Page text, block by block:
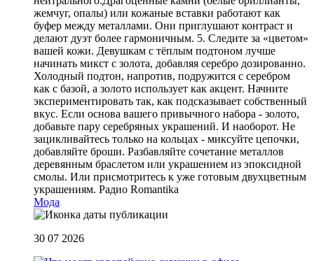
жемчуг, опалы) или кожаные вставки работают как
буфер между металлами. Они приглушают контраст и
делают дуэт более гармоничным. 5. Следите за «цветом»
вашей кожи. Девушкам с тёплым подтоном лучше
начинать микст с золота, добавляя серебро дозированно.
Холодный подтон, напротив, подружится с серебром
как с базой, а золото использует как акцент. Начните
экспериментировать так, как подсказывает собственный
вкус. Если основа вашего привычного набора - золото,
добавьте пару серебряных украшений. И наоборот. Не
зацикливайтесь только на кольцах - миксуйте цепочки,
добавляйте броши. Разбавляйте сочетание металлов
деревянным браслетом или украшением из эпоксидной
смолы. Или присмотритесь к уже готовым двухцветным
украшениям. Радио Romantika
Мода
30 07 2026